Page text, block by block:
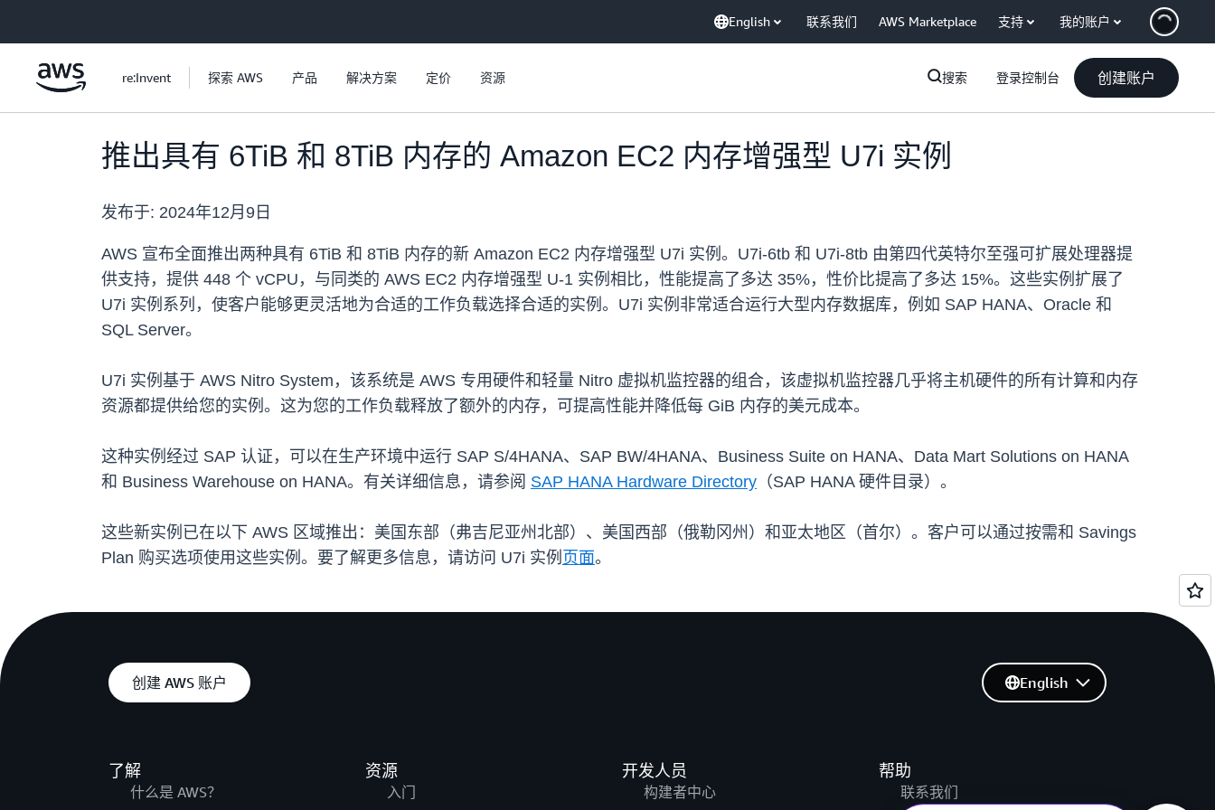
English 联系我们 AWS Marketplace 支持 我的账户
re:Invent 探索 AWS 产品 解决方案 定价 资源 搜索 登录控制台 创建账户
推出具有 6TiB 和 8TiB 内存的 Amazon EC2 内存增强型 U7i 实例
发布于: 2024年12月9日
AWS 宣布全面推出两种具有 6TiB 和 8TiB 内存的新 Amazon EC2 内存增强型 U7i 实例。U7i-6tb 和 U7i-8tb 由第四代英特尔至强可扩展处理器提
供支持，提供 448 个 vCPU，与同类的 AWS EC2 内存增强型 U-1 实例相比，性能提高了多达 35%，性价比提高了多达 15%。这些实例扩展了
U7i 实例系列，使客户能够更灵活地为合适的工作负载选择合适的实例。U7i 实例非常适合运行大型内存数据库，例如 SAP HANA、Oracle 和
SQL Server。
U7i 实例基于 AWS Nitro System，该系统是 AWS 专用硬件和轻量 Nitro 虚拟机监控器的组合，该虚拟机监控器几乎将主机硬件的所有计算和内存
资源都提供给您的实例。这为您的工作负载释放了额外的内存，可提高性能并降低每 GiB 内存的美元成本。
这种实例经过 SAP 认证，可以在生产环境中运行 SAP S/4HANA、SAP BW/4HANA、Business Suite on HANA、Data Mart Solutions on HANA
和 Business Warehouse on HANA。有关详细信息，请参阅 SAP HANA Hardware Directory （SAP HANA 硬件目录）。
这些新实例已在以下 AWS 区域推出：美国东部（弗吉尼亚州北部）、美国西部（俄勒冈州）和亚太地区（首尔）。客户可以通过按需和 Savings
Plan 购买选项使用这些实例。要了解更多信息，请访问 U7i 实例 页面。
创建 AWS 账户
了解
什么是 AWS？
资源
入门
开发人员
构建者中心
帮助
联系我们
English